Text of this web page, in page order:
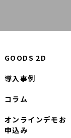
GOODS 2D
導入事例
コラム
オンラインデモお
申込み